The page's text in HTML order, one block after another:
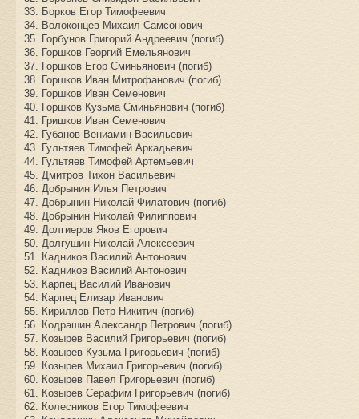
33. Борков Егор Тимофеевич
34. Волоконцев Михаил Самсонович
35. Горбунов Григорий Андреевич (погиб)
36. Горшков Георгий Емельянович
37. Горшков Егор Сминьянович (погиб)
38. Горшков Иван Митрофанович (погиб)
39. Горшков Иван Семенович
40. Горшков Кузьма Сминьянович (погиб)
41. Гришков Иван Семенович
42. Губанов Вениамин Васильевич
43. Гультяев Тимофей Аркадьевич
44. Гультяев Тимофей Артемьевич
45. Дмитров Тихон Васильевич
46. Добрынин Илья Петрович
47. Добрынин Николай Филатович (погиб)
48. Добрынин Николай Филиппович
49. Долгиеров Яков Егорович
50. Долгушин Николай Алексеевич
51. Кадников Василий Антонович
52. Кадников Василий Антонович
53. Карпец Василий Иванович
54. Карпец Елизар Иванович
55. Кириллов Петр Никитич (погиб)
56. Кодрашин Александр Петрович (погиб)
57. Козырев Василий Григорьевич (погиб)
58. Козырев Кузьма Григорьевич (погиб)
59. Козырев Михаил Григорьевич (погиб)
60. Козырев Павел Григорьевич (погиб)
61. Козырев Серафим Григорьевич (погиб)
62. Колесников Егор Тимофеевич